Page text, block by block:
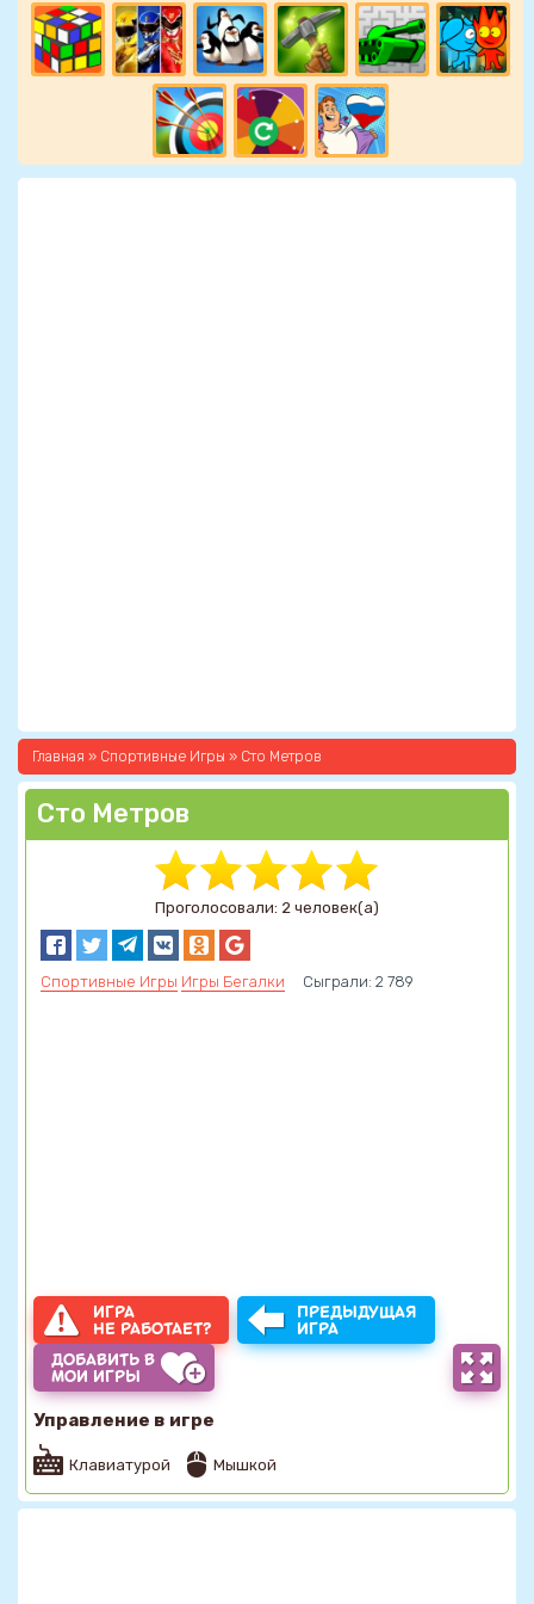
Главная » Спортивные Игры » Сто Метров
Сто Метров
Проголосовали: 2 человек(а)
Спортивные Игры Игры Бегалки Сыграли: 2 789
ИГРА
НЕ РАБОТАЕТ?
ПРЕДЫДУЩАЯ
ИГРА
ДОБАВИТЬ В
МОИ ИГРЫ
Управление в игре
Клавиатурой Мышкой